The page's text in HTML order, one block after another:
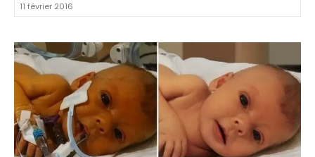
11 février 2016